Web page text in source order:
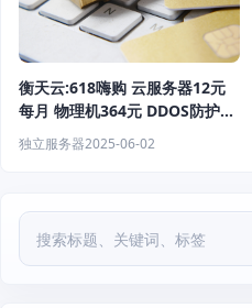
衡天云:618嗨购 云服务器12元
每月 物理机364元 DDOS防护6
折
独立服务器2025-06-02